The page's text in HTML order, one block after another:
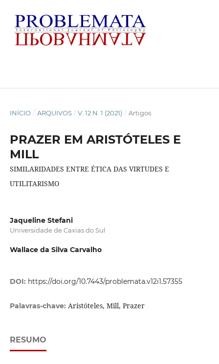
INÍCIO / ARQUIVOS / V. 12 N. 1 (2021) / Artigos
PRAZER EM ARISTÓTELES E
MILL
SIMILARIDADES ENTRE ÉTICA DAS VIRTUDES E
UTILITARISMO
Jaqueline Stefani
Universidade de Caxias do Sul
Wallace da Silva Carvalho
DOI: https://doi.org/10.7443/problemata.v12i1.57355
Palavras-chave: Aristóteles, Mill, Prazer
RESUMO